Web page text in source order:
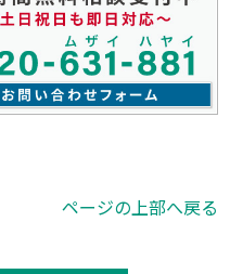
ページの上部へ戻る